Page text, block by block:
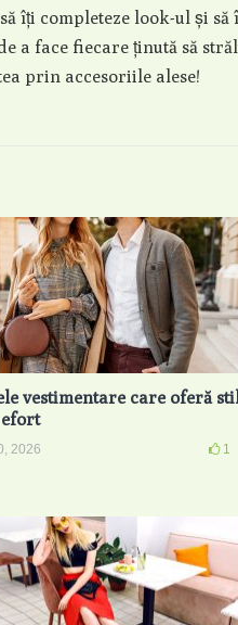
îți completeze look-ul și
a face fiecare ținută să
prin accesoriile alese!
vestimentare care oferă
2026 1